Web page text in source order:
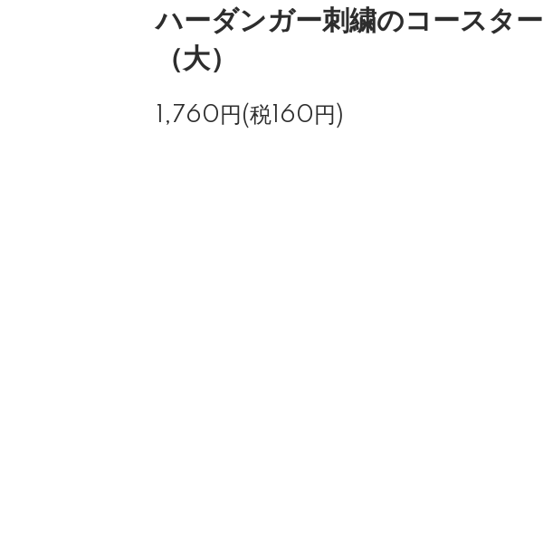
ハーダンガー刺繍のコースター
（大）
1,760円(税160円)